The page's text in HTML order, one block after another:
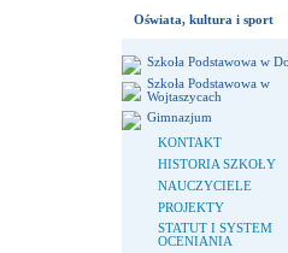
Oświata, kultura i sport
Szkoła Podstawowa w
Szkoła Podstawowa w
Wojtaszycach
Gimnazjum
KONTAKT
HISTORIA SZKOŁY
NAUCZYCIELE
PROJEKTY
STATUT I SYSTEM
OCENIANIA